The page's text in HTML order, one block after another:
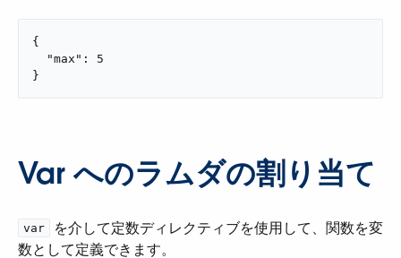
{
  "max": 5
}
Var へのラムダの割り当て
var
​ を介して定数ディレクティブを使用して、関数を変
数として定義できます。